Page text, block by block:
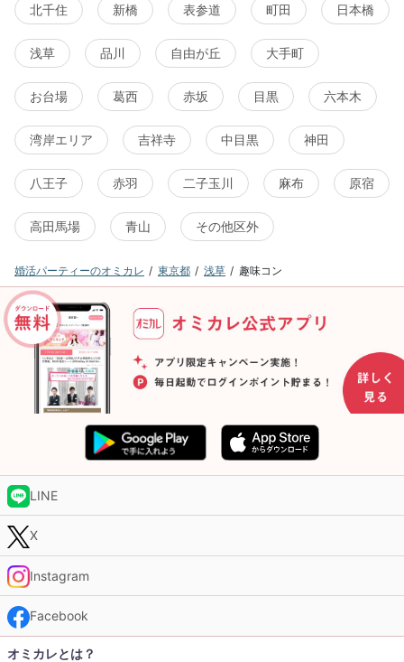
北千住 新橋 表参道 町田 日本橋
浅草 品川 自由が丘 大手町
お台場 葛西 赤坂 目黒 六本木
湾岸エリア 吉祥寺 中目黒 神田
八王子 赤羽 二子玉川 麻布 原宿
高田馬場 青山 その他区外
婚活パーティーのオミカレ 東京都 浅草 趣味コン
LINE
X
Instagram
Facebook
オミカレとは？